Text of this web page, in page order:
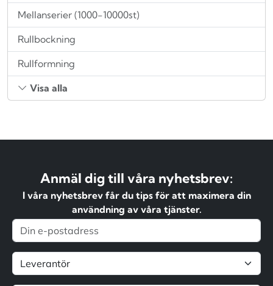
Mellanserier (1000-10000st)
Rullbockning
Rullformning
Visa alla
Anmäl dig till våra nyhetsbrev:
I våra nyhetsbrev får du tips för att maximera din
användning av våra tjänster.